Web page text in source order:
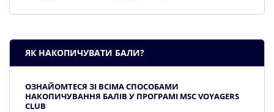
ЯК НАКОПИЧУВАТИ БАЛИ?
ОЗНАЙОМТЕСЯ ЗІ ВСІМА СПОСОБАМИ
НАКОПИЧУВАННЯ БАЛІВ У ПРОГРАМІ MSC VOYAGERS
CLUB